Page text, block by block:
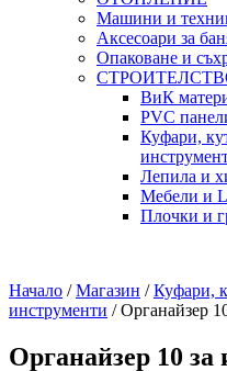
Машини и
Аксесоари за
Опаковане и
ВиК
PVC
Куфари,
Лепила и
Мебели и
Плочки и
Начало / Магазин / Куфари,
инструменти / Органайзер
Органайзер 10 за